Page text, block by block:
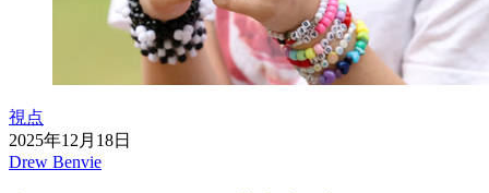
視点
2025年12月18日
Drew Benvie